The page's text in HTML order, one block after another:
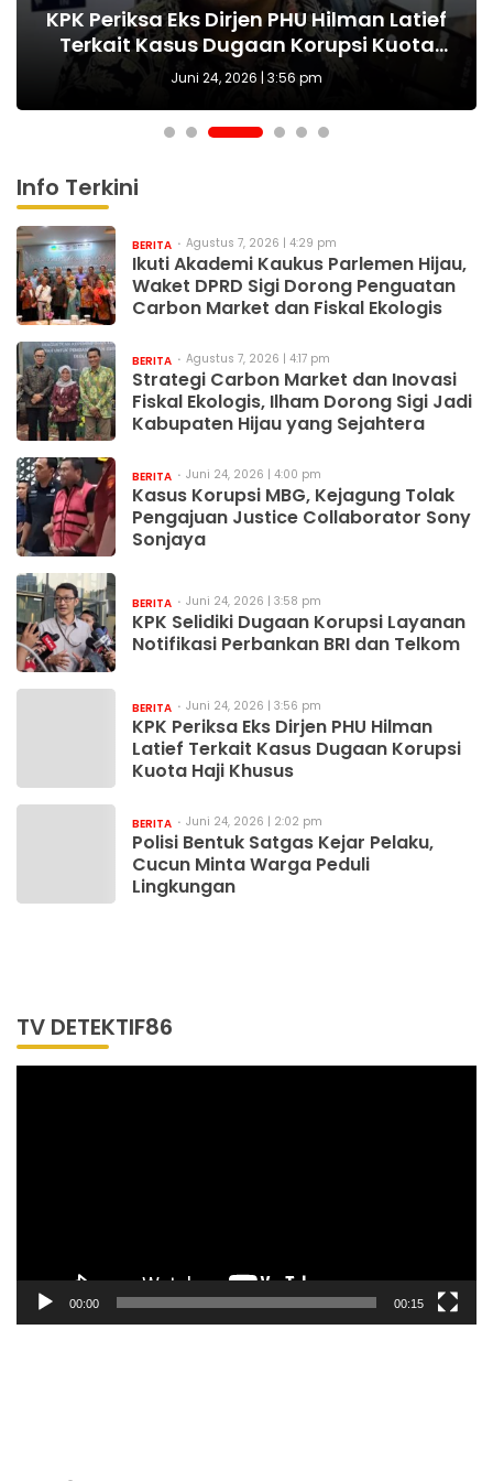
Kasus Korupsi MBG, Kejagung Tolak
Pengajuan Justice Collaborator Sony
Sonjaya
KPK Selidiki Dugaan Korupsi Layanan
Notifikasi Perbankan BRI dan Telkom
KPK Periksa Eks Dirjen PHU Hilman Latief
Terkait Kasus Dugaan Korupsi Kuota
Haji Khusus
Juni 24, 2026 | 3:56 pm
Polisi Bentuk Satgas Kejar Pelaku, Cucun
Minta Warga Peduli Lingkungan
KPK dan OJK Perbarui MoU untuk Hadapi
Dinamika Sektor Keuangan Digital
KPK Mengajar Singgahi 10 Sekolah di NTB
dan NTT, Menjaga Harapan Raih Cita-
cita
Info Terkini
BERITA Agustus 7, 2026 | 4:29 pm
Ikuti Akademi Kaukus Parlemen Hijau,
Waket DPRD Sigi Dorong Penguatan
Carbon Market dan Fiskal Ekologis
BERITA Agustus 7, 2026 | 4:17 pm
Strategi Carbon Market dan Inovasi
Fiskal Ekologis, Ilham Dorong Sigi Jadi
Kabupaten Hijau yang Sejahtera
BERITA Juni 24, 2026 | 4:00 pm
Kasus Korupsi MBG, Kejagung Tolak
Pengajuan Justice Collaborator Sony
Sonjaya
BERITA Juni 24, 2026 | 3:58 pm
KPK Selidiki Dugaan Korupsi Layanan
Notifikasi Perbankan BRI dan Telkom
BERITA Juni 24, 2026 | 3:56 pm
KPK Periksa Eks Dirjen PHU Hilman
Latief Terkait Kasus Dugaan Korupsi
Kuota Haji Khusus
BERITA Juni 24, 2026 | 2:02 pm
Polisi Bentuk Satgas Kejar Pelaku,
Cucun Minta Warga Peduli
Lingkungan
TV DETEKTIF86
00:00 00:15